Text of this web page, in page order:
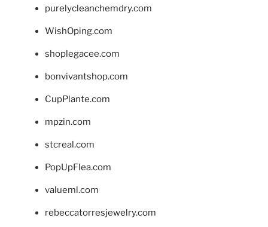
purelycleanchemdry.com
WishOping.com
shoplegacee.com
bonvivantshop.com
CupPlante.com
mpzin.com
stcreal.com
PopUpFlea.com
valueml.com
rebeccatorresjewelry.com